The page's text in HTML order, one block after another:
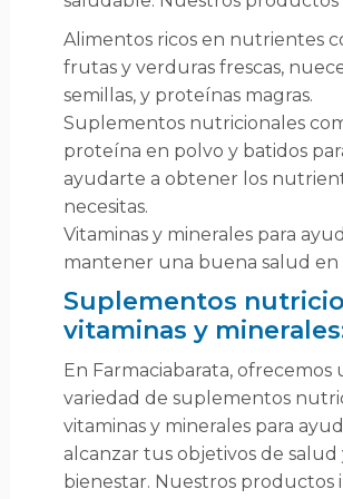
adelgazar de venta en farmacias
Alimentos ricos en nutrientes
frutas y verduras frescas,
semillas, y proteínas magras.
Suplementos nutricionales
proteína en polvo y batidos
ayudarte a obtener los
necesitas.
Vitaminas y minerales para
mantener una buena salud en
Suplementos
vitaminas y
En Farmaciabarata, ofrecemos
variedad de suplementos
vitaminas y minerales para
alcanzar tus objetivos de salud
bienestar. Nuestros productos